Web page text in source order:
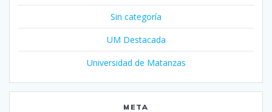
Sin categoría
UM Destacada
Universidad de Matanzas
META